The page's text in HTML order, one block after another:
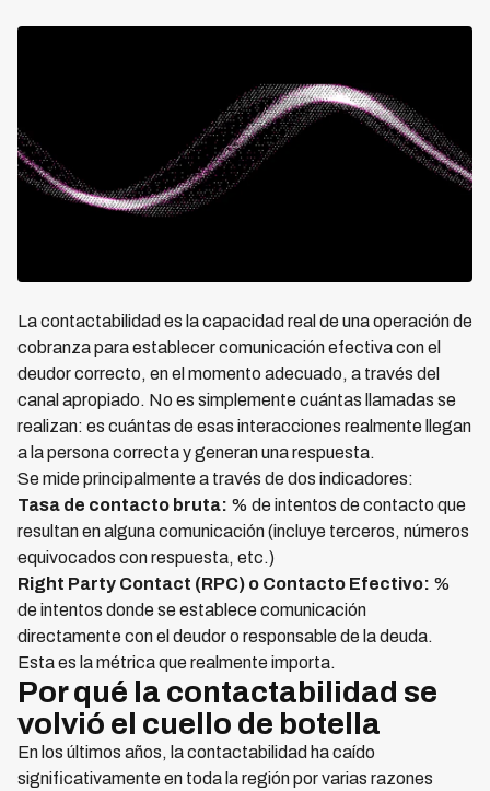
La contactabilidad es la capacidad real de una operación de
cobranza para establecer comunicación efectiva con el
deudor correcto, en el momento adecuado, a través del
canal apropiado. No es simplemente cuántas llamadas se
realizan: es cuántas de esas interacciones realmente llegan
a la persona correcta y generan una respuesta.
Se mide principalmente a través de dos indicadores:
Tasa de contacto bruta: % de intentos de contacto que
resultan en alguna comunicación (incluye terceros, números
equivocados con respuesta, etc.)
Right Party Contact (RPC) o Contacto Efectivo: %
de intentos donde se establece comunicación
directamente con el deudor o responsable de la deuda.
Esta es la métrica que realmente importa.
Por qué la contactabilidad se
volvió el cuello de botella
En los últimos años, la contactabilidad ha caído
significativamente en toda la región por varias razones